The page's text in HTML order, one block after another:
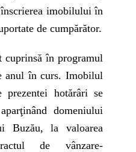
imobilului în
de cumpărător.
cuprinsă în programul
anul în curs. Imobilul
hotărâri se
domeniului
Buzău, la valoarea
de vânzare-